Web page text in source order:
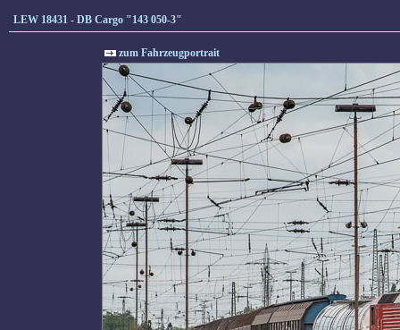
LEW 18431 - DB Cargo "143 050-3"
zum Fahrzeugportrait